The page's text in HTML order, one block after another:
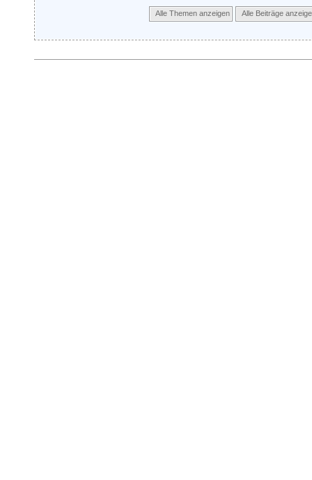
Alle Beiträge
Alle Themen anzeigen